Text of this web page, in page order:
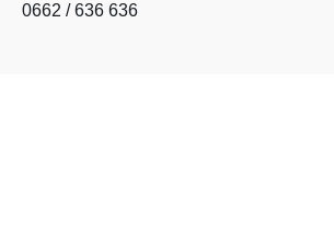
0662 / 636 636